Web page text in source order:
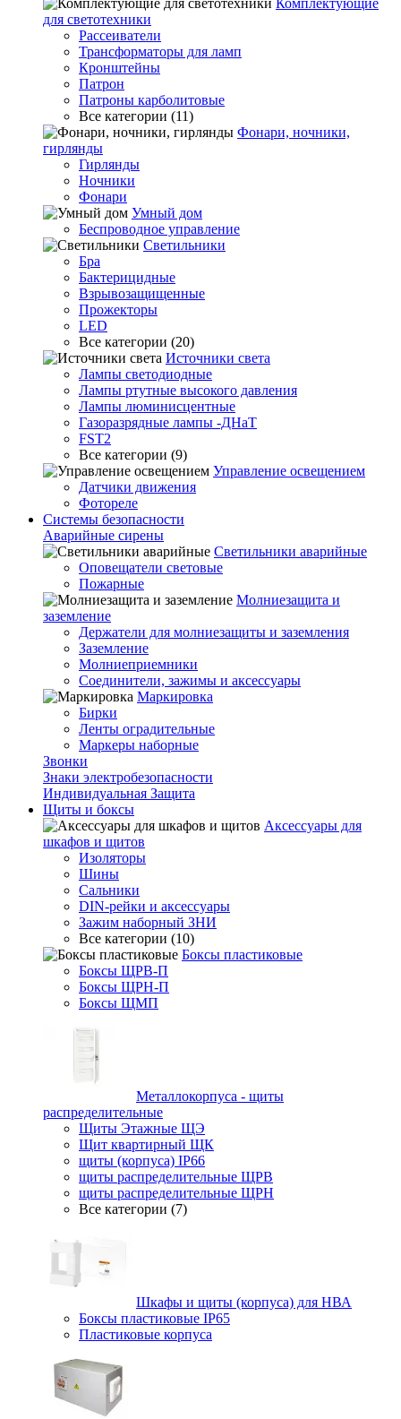
Комплектующие
для светотехники
Рассеиватели
Трансформаторы для ламп
Кронштейны
Патрон
Патроны карболитовые
Все категории (11)
Фонари, ночники,
гирлянды
Гирлянды
Ночники
Фонари
Умный дом
Беспроводное управление
Светильники
Бра
Бактерицидные
Взрывозащищенные
Прожекторы
LED
Все категории (20)
Источники света
Лампы светодиодные
Лампы ртутные высокого давления
Лампы люминисцентные
Газоразрядные лампы -ДНаТ
FST2
Все категории (9)
Управление освещением
Датчики движения
Фотореле
Системы безопасности
Аварийные сирены
Светильники аварийные
Оповещатели световые
Пожарные
Молниезащита и
заземление
Держатели для молниезащиты и заземления
Заземление
Молниеприемники
Соединители, зажимы и аксессуары
Маркировка
Бирки
Ленты оградительные
Маркеры наборные
Звонки
Знаки электробезопасности
Индивидуальная Защита
Щиты и боксы
Аксессуары для
шкафов и щитов
Изоляторы
Шины
Сальники
DIN-рейки и аксессуары
Зажим наборный ЗНИ
Все категории (10)
Боксы пластиковые
Боксы ЩРВ-П
Боксы ЩРН-П
Боксы ЩМП
Металлокорпуса - щиты
распределительные
Щиты Этажные ЩЭ
Щит квартирный ЩК
щиты (корпуса) IP66
щиты распределительные ЩРВ
щиты распределительные ЩРН
Все категории (7)
Шкафы и щиты (корпуса) для НВА
Боксы пластиковые IP65
Пластиковые корпуса